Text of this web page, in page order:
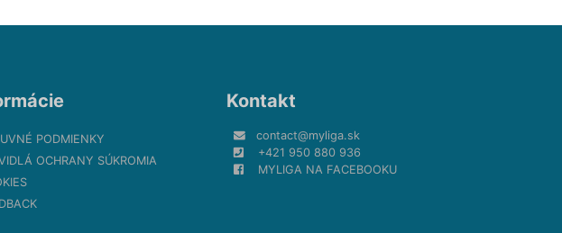
PODMIENKY
OCHRANY SÚKROMIA
Kontakt
contact@myliga.sk
+421 950 880 936
MYLIGA NA FACEBOOKU